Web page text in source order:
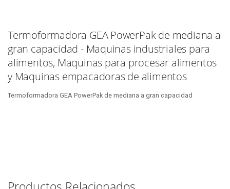
Termoformadora GEA PowerPak de mediana a
gran capacidad - Maquinas industriales para
alimentos, Maquinas para procesar alimentos
y Maquinas empacadoras de alimentos
Termoformadora GEA PowerPak de mediana a gran capacidad